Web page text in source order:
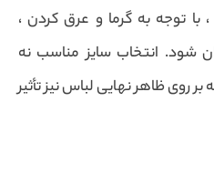
با توجه به گرما و عرق کردن ،
شود. انتخاب سایز مناسب نه
بر روی ظاهر نهایی لباس نیز تأثیر